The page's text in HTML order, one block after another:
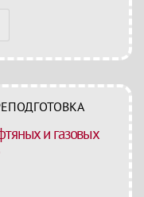
и газовых